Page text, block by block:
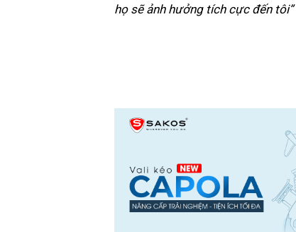
họ sẽ ảnh hưởng tích cực đến tôi”